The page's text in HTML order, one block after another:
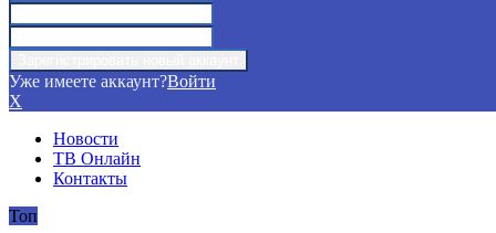
Уже имеете аккаунт?Войти
X
Новости
ТВ Онлайн
Контакты
Топ